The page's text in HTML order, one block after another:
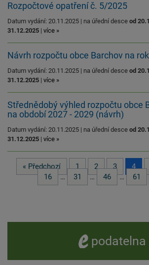
Rozpočtové opatření č. 5/2025
Datum vydání: 20.11.2025 | na úřední desce od
31.12.2025 | více »
Návrh rozpočtu obce Barchov na
Datum vydání: 20.11.2025 | na úřední desce od
31.12.2025 | více »
Střednědobý výhled rozpočtu obce
na období 2027 - 2029 (návrh)
Datum vydání: 20.11.2025 | na úřední desce od
31.12.2025 | více »
« Předchozí 1 2 3 4
16
… 31 … 46 … 61
e -podatelna